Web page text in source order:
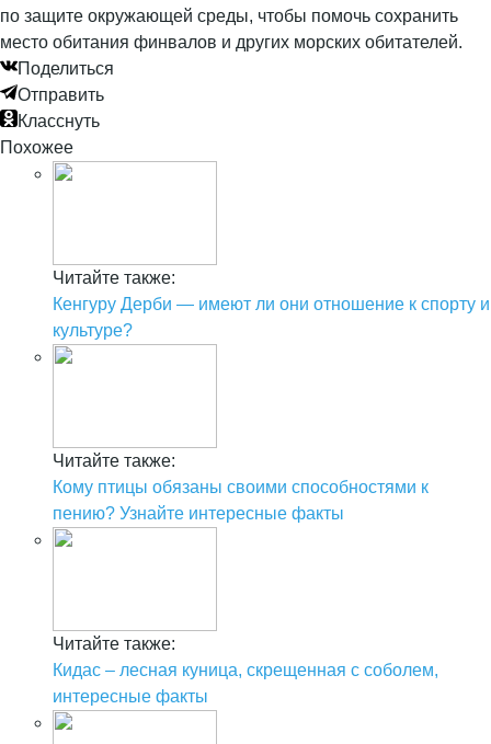
по защите окружающей среды, чтобы помочь сохранить
место обитания финвалов и других морских обитателей.
Поделиться
Отправить
Класснуть
Похожее
Читайте также:
Кенгуру Дерби — имеют ли они отношение к спорту и
культуре?
Читайте также:
Кому птицы обязаны своими способностями к
пению? Узнайте интересные факты
Читайте также:
Кидас – лесная куница, скрещенная с соболем,
интересные факты